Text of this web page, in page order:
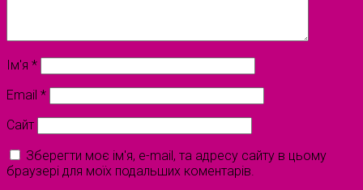
Ім'я *
Email *
Сайт
Зберегти моє ім'я, e-mail, та адресу сайту в цьому
браузері для моїх подальших коментарів.